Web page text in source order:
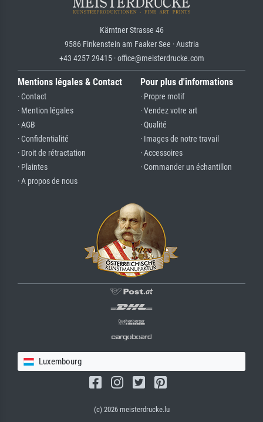
Kärntner Strasse 46
9586 Finkenstein am Faaker See · Austria
+43 4257 29415 · office@meisterdrucke.com
Mentions légales & Contact
· Contact
· Mention légales
· AGB
· Confidentialité
· Droit de rétractation
· Plaintes
· A propos de nous
Pour plus d'informations
· Propre motif
· Vendez votre art
· Qualité
· Images de notre travail
· Accessoires
· Commander un échantillon
Luxembourg
(c) 2026 meisterdrucke.lu